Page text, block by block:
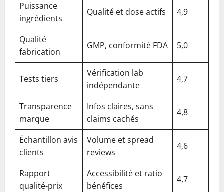
Puissance
ingrédients
Qualité et dose actifs 4,9
Qualité
fabrication
GMP, conformité FDA 5,0
Tests tiers
Vérification lab
indépendante
4,7
Transparence
marque
Infos claires, sans
claims cachés
4,8
Échantillon avis
clients
Volume et spread
reviews
4,6
Rapport
qualité-prix
Accessibilité et ratio
bénéfices
4,7